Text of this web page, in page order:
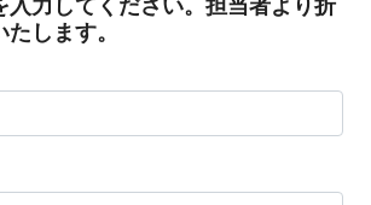
入力してください。担当者より折
します。